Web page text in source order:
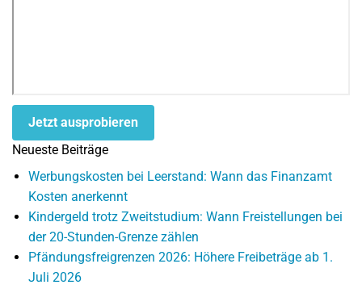
Jetzt ausprobieren
Neueste Beiträge
Werbungskosten bei Leerstand: Wann das Finanzamt
Kosten anerkennt
Kindergeld trotz Zweitstudium: Wann Freistellungen bei
der 20-Stunden-Grenze zählen
Pfändungsfreigrenzen 2026: Höhere Freibeträge ab 1.
Juli 2026